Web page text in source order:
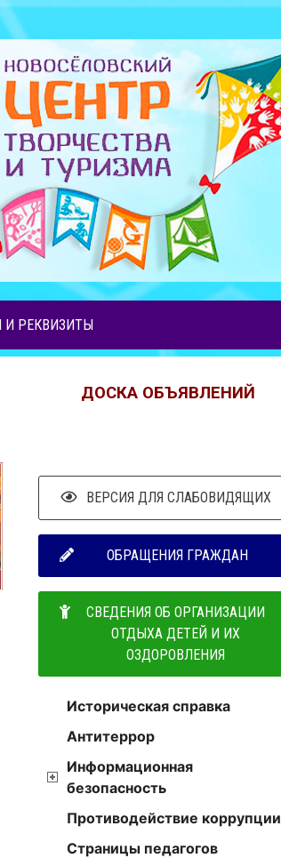
И РЕКВИЗИТЫ
ДОСКА ОБЪЯВЛЕНИЙ
ВЕРСИЯ ДЛЯ СЛАБОВИДЯЩИХ
ОБРАЩЕНИЯ ГРАЖДАН
СВЕДЕНИЯ ОБ ОРГАНИЗАЦИИ
ОТДЫХА ДЕТЕЙ И ИХ
ОЗДОРОВЛЕНИЯ
Историческая справка
Антитеррор
Информационная
безопасность
Противодействие коррупции
Страницы педагогов